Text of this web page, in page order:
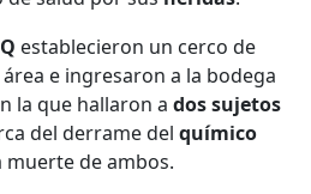
establecieron un cerco de
e ingresaron a la bodega
la que hallaron ados sujetos
del derrame delquímico
muerte de ambos.